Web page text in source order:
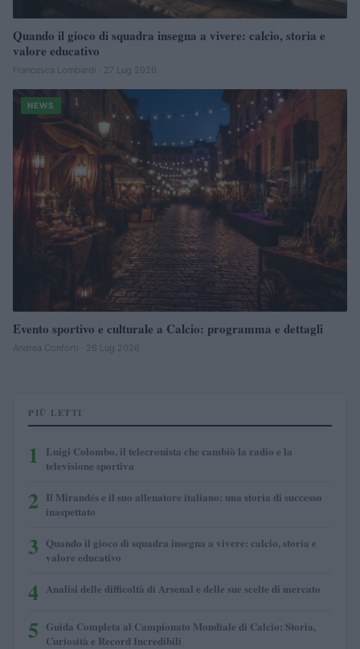
Quando il gioco di squadra insegna a vivere: calcio, storia e
valore educativo
Francesca Lombardi · 27 Lug 2026
NEWS
Evento sportivo e culturale a Calcio: programma e dettagli
Andrea Conforti · 26 Lug 2026
PIÙ LETTI
1
Luigi Colombo, il telecronista che cambiò la radio e la
televisione sportiva
2 Il Mirandés e il suo allenatore italiano: una storia di successo
inaspettato
3 Quando il gioco di squadra insegna a vivere: calcio, storia e
valore educativo
4 Analisi delle difficoltà di Arsenal e delle sue scelte di mercato
5 Guida Completa al Campionato Mondiale di Calcio: Storia,
Curiosità e Record Incredibili